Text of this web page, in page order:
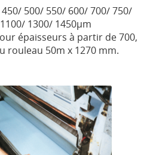
500/ 550/ 600/ 700/ 750/
1300/ 1450µm
épaisseurs à partir de 700,
rouleau 50m x 1270 mm.